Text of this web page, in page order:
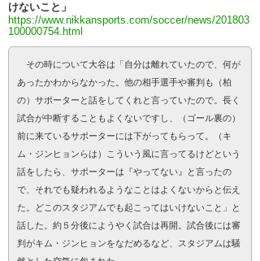
けないこと」
https://www.nikkansports.com/soccer/news/201803
100000754.html
その時について大谷は「自分は離れていたので、何が
あったかわからなかった。他の相手選手や審判も（柏
の）サポーターと話をしてくれと言っていたので。長く
試合が中断することもよくないですし、（ゴール裏の）
前に来ているサポーターには下がってもらって。（キ
ム・ジンヒョンらは）こういう風に言ってるけどという
話をしたら、サポーターは『やってない』と言ったの
で、それでも疑われるようなことはよくないからと伝え
た。どこのスタジアムでも起こってはいけないこと」と
話した。約５分後にようやく試合は再開。試合後には審
判がキム・ジンヒョンをなだめるなど、スタジアムは騒